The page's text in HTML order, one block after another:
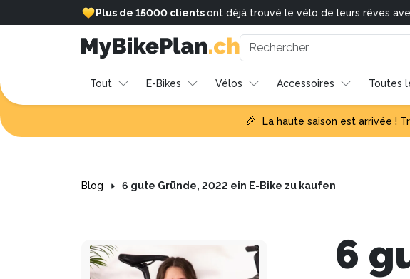
Plus de 15000 clientsont déjà trouvé le vélo de leurs rêves
Tout E-Bikes Vélos Accessoires Toutes
🎉 La haute saison est arrivée !
Blog 6 gute Gründe, 2022 ein E-Bike zu kaufen
6